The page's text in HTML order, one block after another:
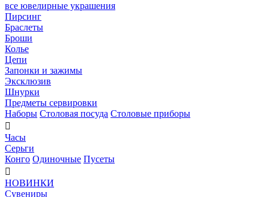
все ювелирные украшения
Пирсинг
Браслеты
Броши
Колье
Цепи
Запонки и зажимы
Эксклюзив
Шнурки
Предметы сервировки
Наборы Столовая посуда Столовые приборы

Часы
Серьги
Конго Одиночные Пусеты

НОВИНКИ
Сувениры